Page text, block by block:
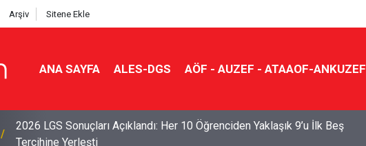
Arşiv Sitene Ekle
ANA SAYFA ALES-DGS AÖF - AUZEF - ATAAOF-ANKUZEF
2026 LGS Sonuçları Açıklandı: Her 10 Öğrenciden Yaklaşık 9’u İlk Beş
Tercihine Yerleşti